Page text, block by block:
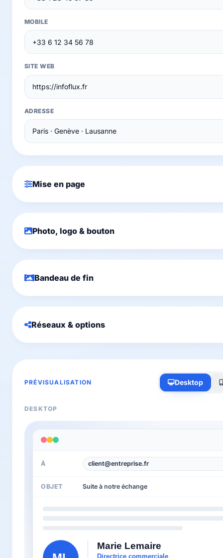
MOBILE
SITE WEB
ADRESSE
Mise en page
Photo, logo & bouton
Bandeau de fin
Réseaux & options
PRÉVISUALISATION Desktop
DESKTOP
À client@entreprise.fr
OBJET Suite à notre échange
Marie Lemaire
Directrice commerciale